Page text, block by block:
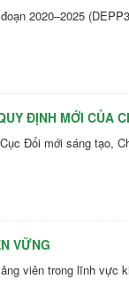
2020–2025
ĐỊNH MỚI CỦA
Đổi mới sáng tạo,
VỮNG
viên trong lĩnh vực